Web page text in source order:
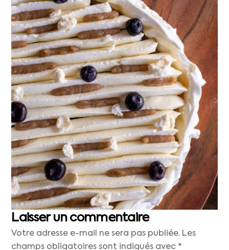
Laisser un commentaire
Votre adresse e-mail ne sera pas publiée. Les
champs obligatoires sont indiqués avec*